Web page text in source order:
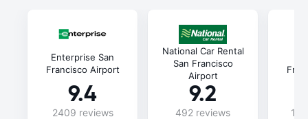
Enterprise San
Francisco Airport
9.4
2409 reviews
National Car Rental
San Francisco
Airport
9.2
492 reviews